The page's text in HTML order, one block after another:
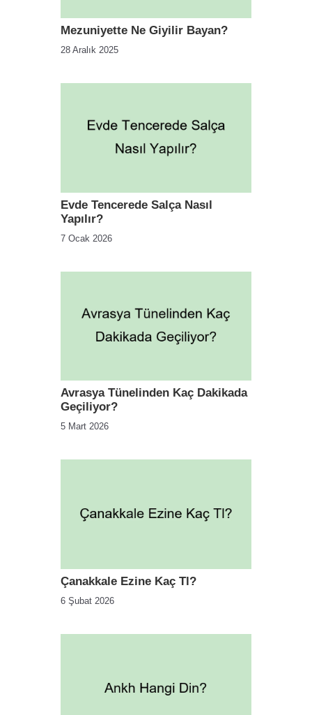
Mezuniyette Ne Giyilir Bayan?
28 Aralık 2025
Evde Tencerede Salça Nasıl
Yapılır?
7 Ocak 2026
Avrasya Tünelinden Kaç Dakikada
Geçiliyor?
5 Mart 2026
Çanakkale Ezine Kaç Tl?
6 Şubat 2026